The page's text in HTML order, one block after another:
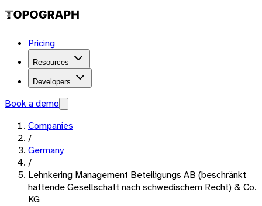
Pricing
Resources
Developers
Book a demo
Companies
/
Germany
/
Lehnkering Management Beteiligungs AB (beschränkt
haftende Gesellschaft nach schwedischem Recht) & Co.
KG